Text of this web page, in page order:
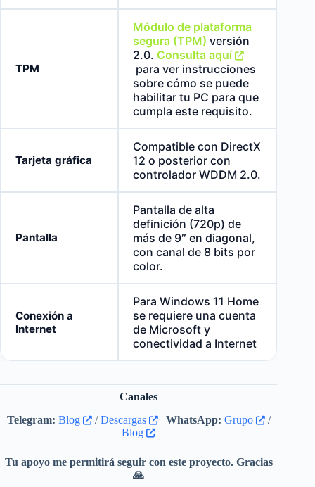
TPM
Módulo de plataforma
segura (TPM) versión
2.0. Consulta aquí
para ver instrucciones
sobre cómo se puede
habilitar tu PC para que
cumpla este requisito.
Tarjeta gráfica
Compatible con DirectX
12 o posterior con
controlador WDDM 2.0.
Pantalla
Pantalla de alta
definición (720p) de
más de 9″ en diagonal,
con canal de 8 bits por
color.
Conexión a
Internet
Para Windows 11 Home
se requiere una cuenta
de Microsoft y
conectividad a Internet
Canales
Telegram: Blog /Descargas | WhatsApp: Grupo
/
Blog
Tu apoyo me permitirá seguir con este proyecto. Gracias
🙏